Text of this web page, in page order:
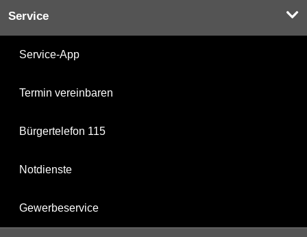
Service
Service-App
Termin vereinbaren
Bürgertelefon 115
Notdienste
Gewerbeservice